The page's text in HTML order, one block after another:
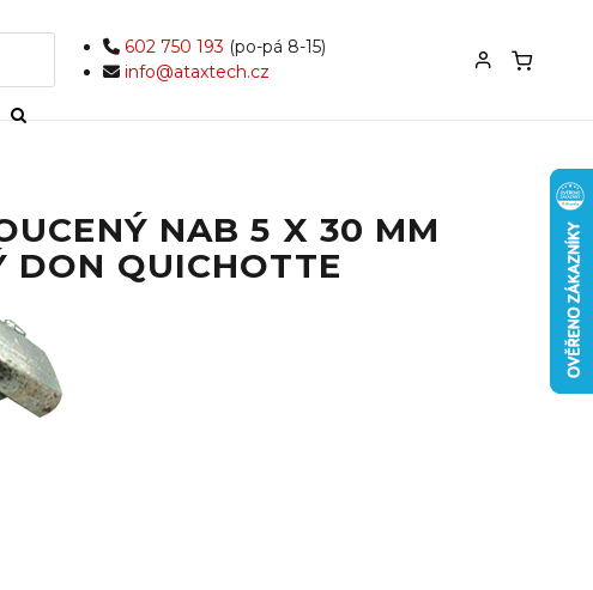
602 750 193 (po-pá 8-15)
info@ataxtech.cz
NAB 5 X 30 MM
DON QUICHOTTE